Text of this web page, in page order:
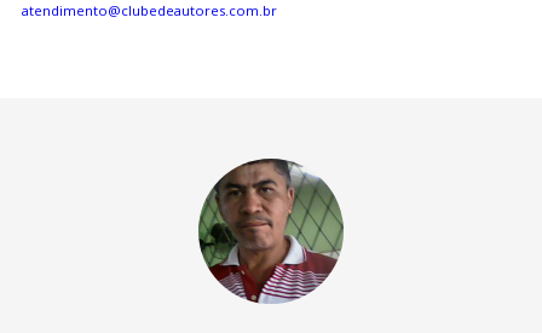
atendimento@clubedeautores.com.br